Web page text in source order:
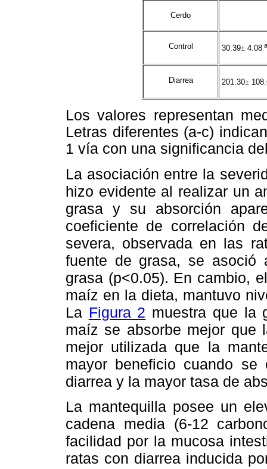
Cerdo
Control 30.39± 4.08 a
Diarrea 201.30±
Los valores representan
Letras diferentes (a-c)
1 vía con una significancia
La asociación entre la
hizo evidente al realizar un
grasa y su absorción
coeficiente de correlación
severa, observada en las
fuente de grasa, se asoció
grasa (p<0.05). En cambio,
maíz en la dieta, mantuvo
La Figura 2 muestra que la
maíz se absorbe mejor
mejor utilizada que la
mayor beneficio cuando
diarrea y la mayor tasa de
La mantequilla posee un
cadena media (6-12
facilidad por la mucosa
ratas con diarrea inducida